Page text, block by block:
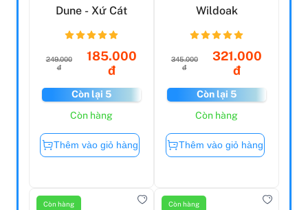
Dune - Xứ Cát
249.000
đ
185.000
đ
Còn lại 5
Còn hàng
Thêm vào giỏ hàng
Wildoak
345.000
đ
321.000
đ
Còn lại 5
Còn hàng
Thêm vào giỏ hàng
Còn hàng Còn hàng